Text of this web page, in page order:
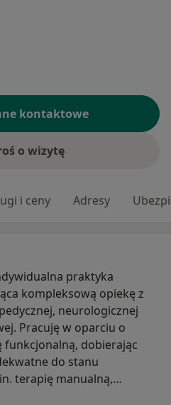
kontaktowe
o wizytę
i ceny Adresy
praktyka
kompleksową opiekę z
neurologicznej
Pracuję w oparciu o
funkcjonalną, dobierając
do stanu
terapię manualną,
czy trening funkcjonalny.